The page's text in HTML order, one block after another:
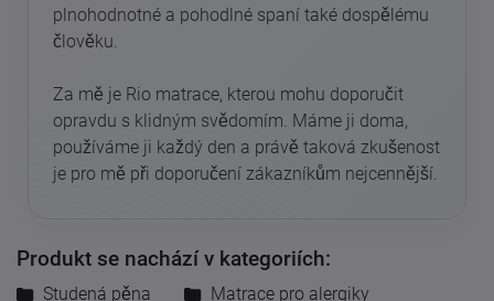
plnohodnotné a pohodlné spaní také dospělému
člověku.
Za mě je Rio matrace, kterou mohu doporučit
opravdu s klidným svědomím. Máme ji doma,
používáme ji každý den a právě taková zkušenost
je pro mě při doporučení zákazníkům nejcennější.
Produkt se nachází v kategoriích:
Studená pěna
Matrace pro alergiky